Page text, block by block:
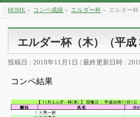
HOME » コンペ成績 » エルダー杯 » エルダー杯
エルダー杯（木）（平成
投稿日 : 2018年11月1日 最終更新日時 :
コンペ結果